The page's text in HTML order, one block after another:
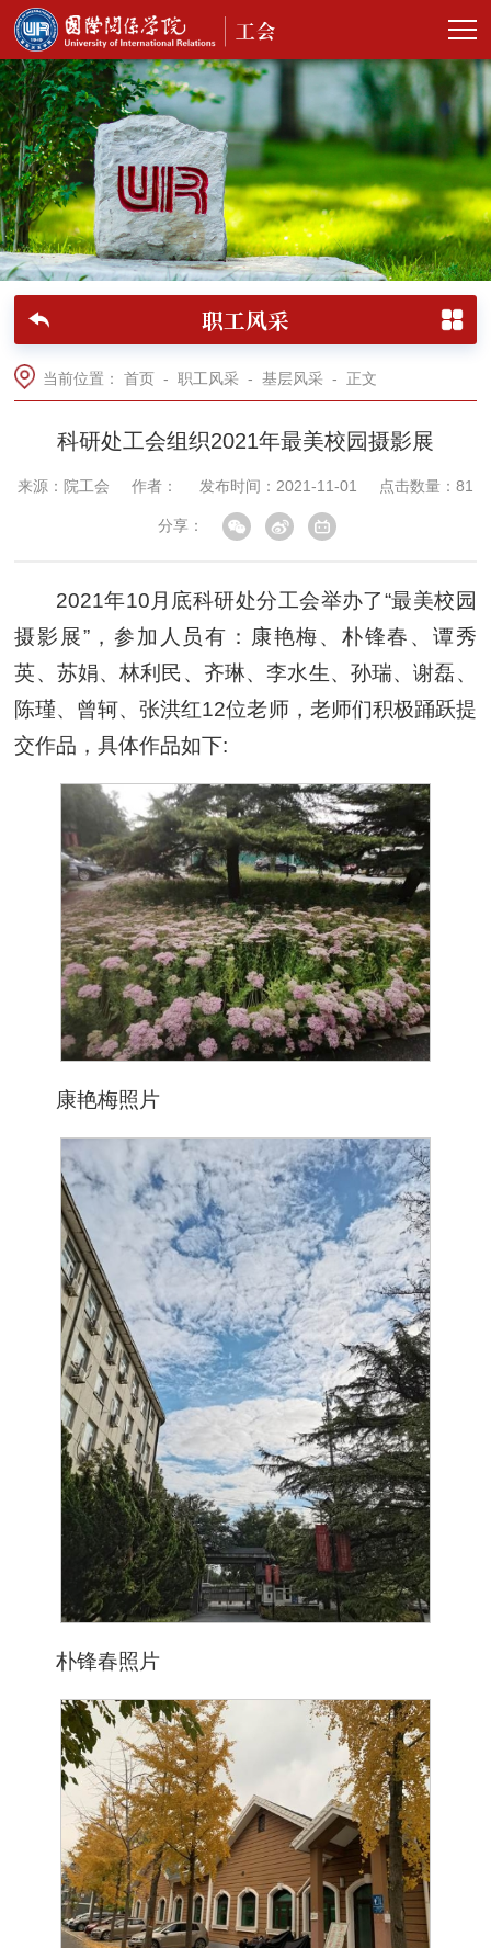
职工风采
当前位置：首页 -职工风采 -基层风采 - 正文
科研处工会组织2021年最美校园摄影展
来源：院工会 作者： 发布时间：2021-11-01 点击数量： 81
分享：
2021年10月底科研处分工会举办了“最美校园
摄影展”，参加人员有：康艳梅、朴锋春、谭秀
英、苏娟、林利民、齐琳、李水生、孙瑞、谢磊、
陈瑾、曾轲、张洪红12位老师，老师们积极踊跃提
交作品，具体作品如下:
康艳梅照片
朴锋春照片